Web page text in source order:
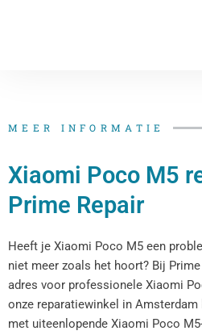
MEER INFORMATIE
Xiaomi Poco M5
Prime Repair
Heeft je Xiaomi Poco M5 een
niet meer zoals het hoort? Bij
adres voor professionele Xiaomi
onze reparatiewinkel in
met uiteenlopende Xiaomi Poco